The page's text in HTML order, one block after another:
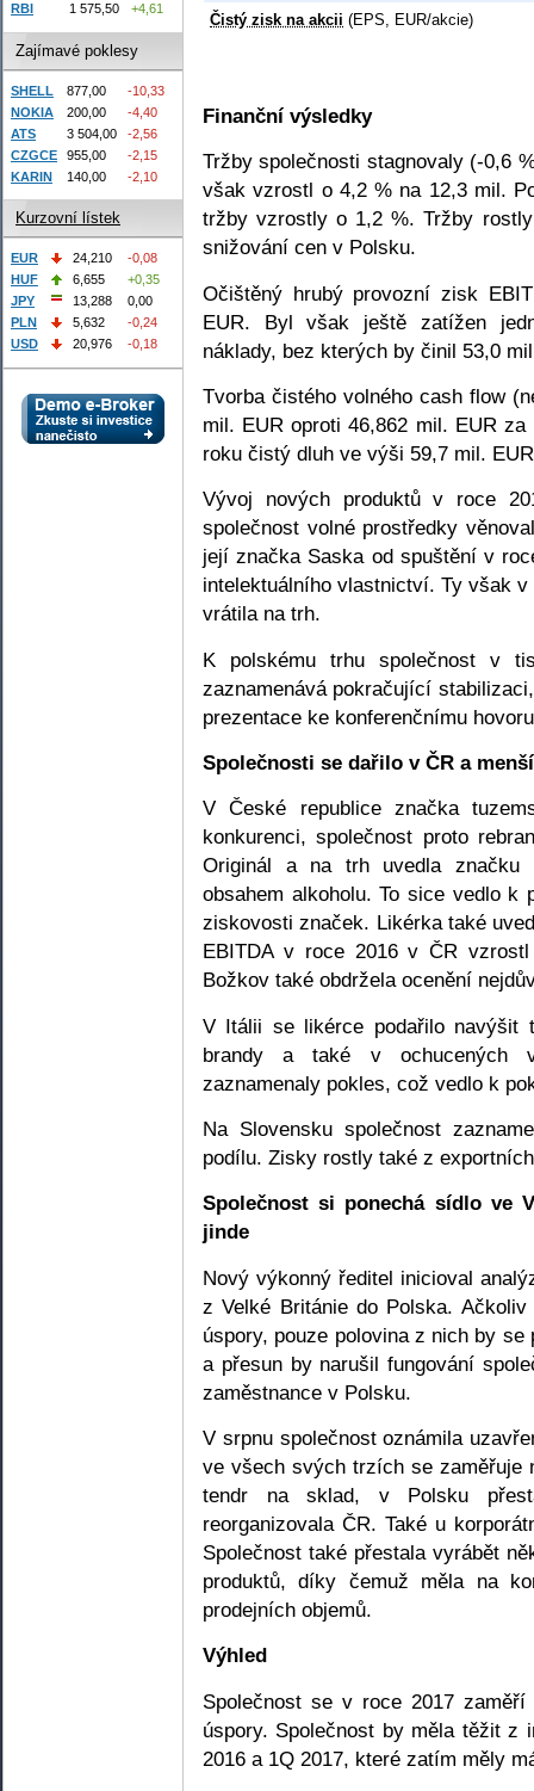
Čistý zisk na akcii (EPS, EUR/akcie)
Finanční výsledky
Tržby společnosti stagnovaly (-0,6
však vzrostl o 4,2 % na 12,3 mil.
tržby vzrostly o 1,2 %. Tržby
snižování cen v Polsku.
Očištěný hrubý provozní zisk
EUR. Byl však ještě zatížen
náklady, bez kterých by činil 53,0
Tvorba čistého volného cash flow
mil. EUR oproti 46,862 mil. EUR
roku čistý dluh ve výši 59,7 mil.
Vývoj nových produktů v roce
společnost volné prostředky
její značka Saska od spuštění v
intelektuálního vlastnictví. Ty však
vrátila na trh.
K polskému trhu společnost v
zaznamenává pokračující
prezentace ke konferenčnímu
Společnosti se dařilo v ČR a
V České republice značka
konkurenci, společnost proto
Originál a na trh uvedla
obsahem alkoholu. To sice vedlo
ziskovosti značek. Likérka také
EBITDA v roce 2016 v ČR
Božkov také obdržela ocenění
V Itálii se likérce podařilo navýšit
brandy a také v ochucených
zaznamenaly pokles, což vedlo k
Na Slovensku společnost
podílu. Zisky rostly také z
Společnost si ponechá sídlo ve
jinde
Nový výkonný ředitel inicioval
z Velké Británie do Polska.
úspory, pouze polovina z nich by
a přesun by narušil fungování
zaměstnance v Polsku.
V srpnu společnost oznámila
ve všech svých trzích se zaměřuje
tendr na sklad, v Polsku
reorganizovala ČR. Také u
Společnost také přestala vyrábět
produktů, díky čemuž měla na
prodejních objemů.
Výhled
Společnost se v roce 2017
úspory. Společnost by měla těžit z
2016 a 1Q 2017, které zatím měly
RBI
1 575,50 +4,61
Zajímavé poklesy
SHELL 877,00
-10,33
NOKIA
200,00
-4,40
ATS
3 504,00
-2,56
CZGCE
955,00
-2,15
KARIN
140,00 -2,10
Kurzovní lístek
EUR 24,210
-0,08
HUF
6,655
+0,35
JPY
13,288
0,00
PLN
5,632
-0,24
USD
20,976 -0,18